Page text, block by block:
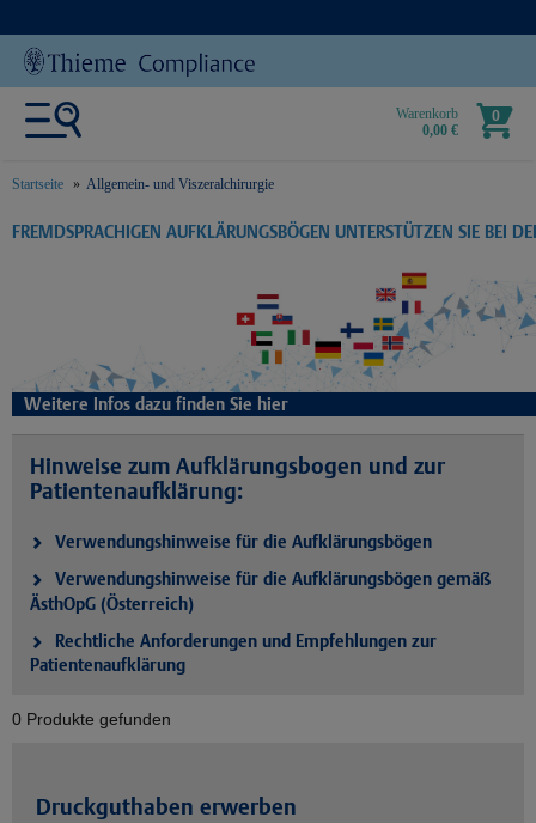
Warenkorb
0,00 €
0
Startseite Allgemein- und Viszeralchirurgie
text.skipToContent
text.skipToNavigation
FREMDSPRACHIGEN AUFKLÄRUNGSBÖGEN UNTERSTÜTZEN SIE BEI
Weitere Infos dazu finden Sie hier
Hinweise zum Aufklärungsbogen und zur
Patientenaufklärung:
Verwendungshinweise für die Aufklärungsbögen
Verwendungshinweise für die Aufklärungsbögen gemäß
ÄsthOpG (Österreich)
Rechtliche Anforderungen und Empfehlungen zur
Patientenaufklärung
0 Produkte gefunden
Druckguthaben erwerben